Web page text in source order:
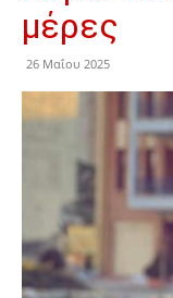
μέρες
26 Μαΐου 2025